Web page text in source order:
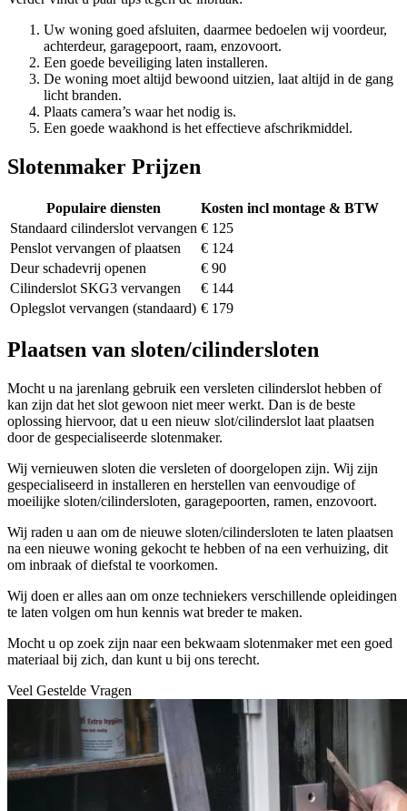
Uw woning goed afsluiten, daarmee bedoelen wij voordeur,
achterdeur, garagepoort, raam, enzovoort.
Een goede beveiliging laten installeren.
De woning moet altijd bewoond uitzien, laat altijd in de gang
licht branden.
Plaats camera’s waar het nodig is.
Een goede waakhond is het effectieve afschrikmiddel.
Slotenmaker Prijzen
Populaire diensten
Kosten incl montage & BTW
Standaard cilinderslot vervangen € 125
Penslot vervangen of plaatsen
€ 124
Deur schadevrij openen
€ 90
Cilinderslot SKG3 vervangen
€ 144
Oplegslot vervangen (standaard) € 179
Plaatsen van sloten/cilindersloten
Mocht u na jarenlang gebruik een versleten cilinderslot hebben of
kan zijn dat het slot gewoon niet meer werkt. Dan is de beste
oplossing hiervoor, dat u een nieuw slot/cilinderslot laat plaatsen
door de gespecialiseerde slotenmaker.
Wij vernieuwen sloten die versleten of doorgelopen zijn. Wij zijn
gespecialiseerd in installeren en herstellen van eenvoudige of
moeilijke sloten/cilindersloten, garagepoorten, ramen, enzovoort.
Wij raden u aan om de nieuwe sloten/cilindersloten te laten plaatsen
na een nieuwe woning gekocht te hebben of na een verhuizing, dit
om inbraak of diefstal te voorkomen.
Wij doen er alles aan om onze techniekers verschillende opleidingen
te laten volgen om hun kennis wat breder te maken.
Mocht u op zoek zijn naar een bekwaam slotenmaker met een goed
materiaal bij zich, dan kunt u bij ons terecht.
Veel Gestelde Vragen